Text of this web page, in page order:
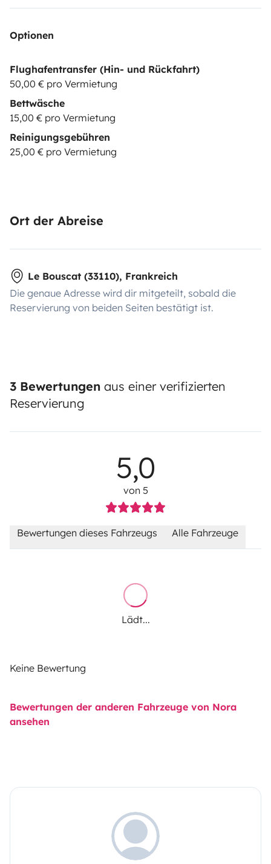
Optionen
Flughafentransfer (Hin- und Rückfahrt)
50,00 € pro Vermietung
Bettwäsche
15,00 € pro Vermietung
Reinigungsgebühren
25,00 € pro Vermietung
Ort der Abreise
Le Bouscat (33110), Frankreich
Die genaue Adresse wird dir mitgeteilt, sobald die
Reservierung von beiden Seiten bestätigt ist.
3 Bewertungen aus einer verifizierten
Reservierung
5,0
von 5
Bewertungen dieses Fahrzeugs Alle Fahrzeuge
Lädt...
Keine Bewertung
Bewertungen der anderen Fahrzeuge von Nora
ansehen